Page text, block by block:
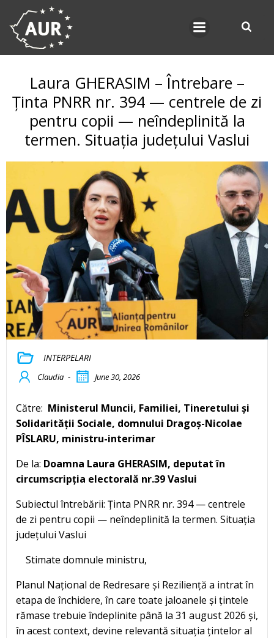
Laura GHERASIM – Întrebare –
Ținta PNRR nr. 394 — centrele de zi
pentru copii — neîndeplinită la
termen. Situația județului Vaslui
INTERPELARI
Claudia - June 30, 2026
Către: Ministerul Muncii, Familiei, Tineretului și
Solidarității Sociale, domnului Dragoș-Nicolae
PÎSLARU, ministru-interimar
De la: Doamna Laura GHERASIM, deputat în
circumscripția electorală nr.39 Vaslui
Subiectul întrebării: Ținta PNRR nr. 394 — centrele
de zi pentru copii — neîndeplinită la termen. Situația
județului Vaslui
Stimate domnule ministru,
Planul Național de Redresare și Reziliență a intrat în
etapa de închidere, în care toate jaloanele și țintele
rămase trebuie îndeplinite până la 31 august 2026 și,
în acest context, devine relevantă situația țintelor al